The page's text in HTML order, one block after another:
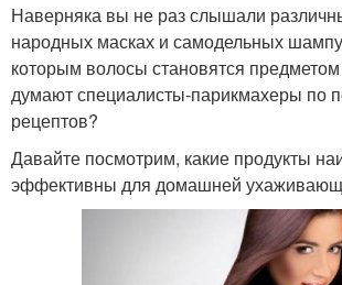
Наверняка вы не раз слышали
народных масках и самодельных
которым волосы становятся предметом
думают специалисты-парикмахеры по
рецептов?
Давайте посмотрим, какие продукты
эффективны для домашней